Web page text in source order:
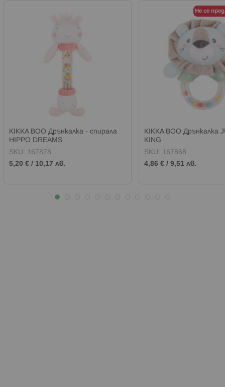
KIKKA BOO Дрънкалка - спирала
HIPPO DREAMS
SKU: 167878
5,20 € / 10,17 лв.
Не се
KIKKA BOO Дрънкалка
KING
SKU: 167868
4,86 € / 9,51 лв.